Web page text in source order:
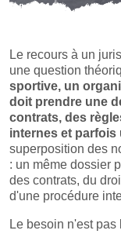
Le recours à un
une question
sportive, un
doit prendre une
contrats, des
internes et
superposition des
: un même dossier
des contrats, du
d'une procédure
Le besoin n'est